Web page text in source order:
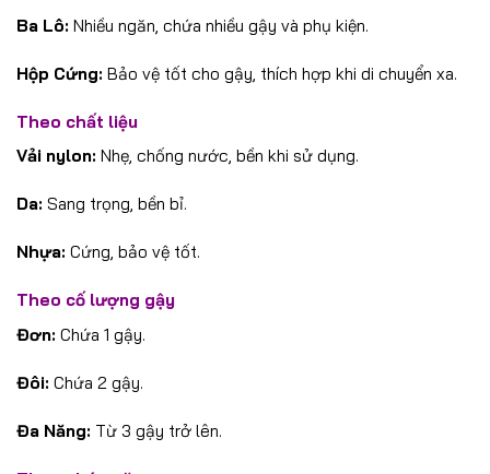
Ba Lô: Nhiều ngăn, chứa nhiều gậy và phụ kiện.
Hộp Cứng: Bảo vệ tốt cho gậy, thích hợp khi di chuyển xa.
Theo chất liệu
Vải nylon: Nhẹ, chống nước, bền khi sử dụng.
Da: Sang trọng, bền bỉ.
Nhựa: Cứng, bảo vệ tốt.
Theo cố lượng gậy
Đơn: Chứa 1 gậy.
Đôi: Chứa 2 gậy.
Đa Năng: Từ 3 gậy trở lên.